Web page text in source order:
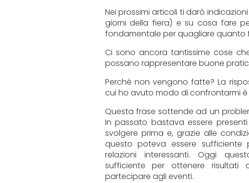
Nei prossimi articoli ti darò
giorni della fiera) e su cosa fare
fondamentale per quagliare quanto
Ci sono ancora tantissime cose
possano rappresentare buone
Perché non vengono fatte? La
cui ho avuto modo di confrontarmi è
Questa frase sottende ad un
In passato bastava essere
svolgere prima e, grazie alle
questo poteva essere
relazioni interessanti. Oggi
sufficiente per ottenere
partecipare agli eventi.